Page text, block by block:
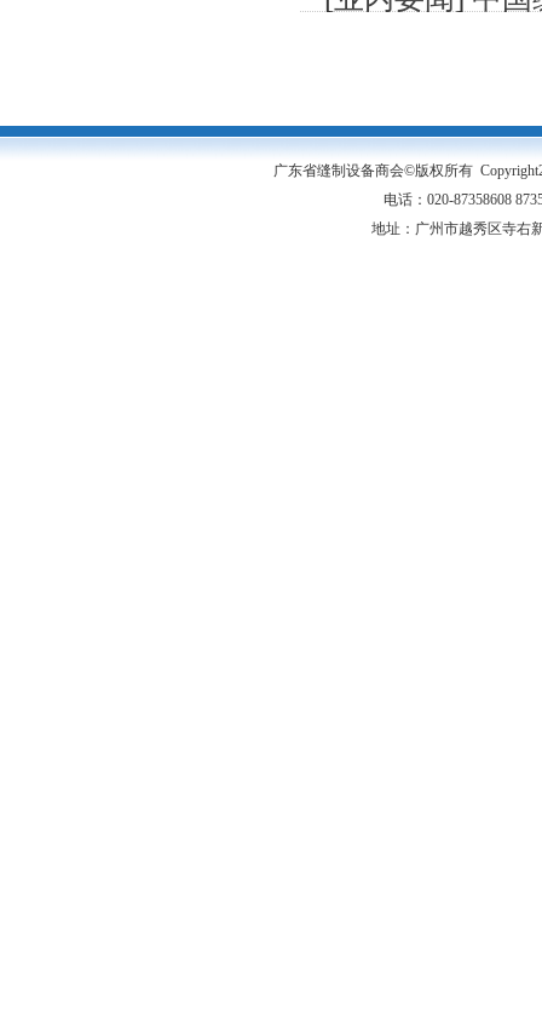
展交流峰会暨
广东省缝制设备商会©版权所有
电话：020-87358608
地址：广州市越秀区寺右